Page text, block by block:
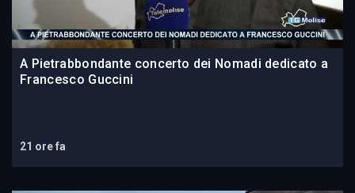
A Pietrabbondante concerto dei Nomadi dedicato a
Francesco Guccini
21 ore fa